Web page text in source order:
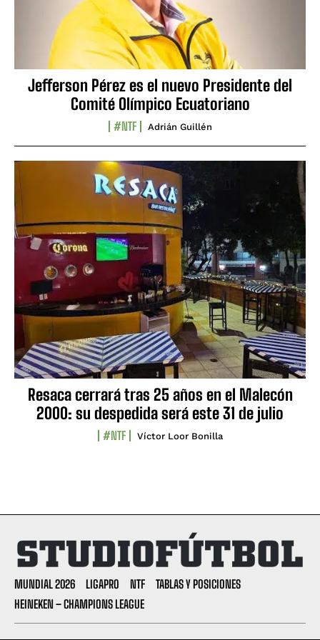
Jefferson Pérez es el nuevo Presidente del
Comité Olímpico Ecuatoriano
#NTF Adrián Guillén
Resaca cerrará tras 25 años en el Malecón
2000: su despedida será este 31 de julio
#NTF Víctor Loor Bonilla
MUNDIAL 2026 LIGAPRO NTF
TABLAS Y POSICIONES
HEINEKEN – CHAMPIONS LEAGUE